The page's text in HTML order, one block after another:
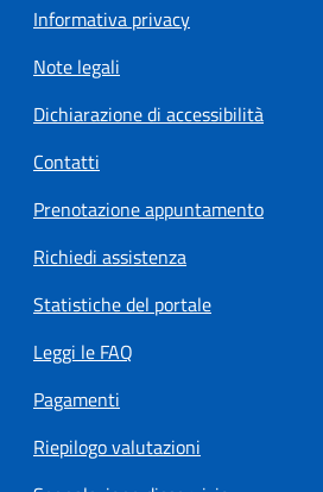
Informativa privacy
Note legali
Dichiarazione di accessibilità
Contatti
Prenotazione appuntamento
Richiedi assistenza
Statistiche del portale
Leggi le FAQ
Pagamenti
Riepilogo valutazioni